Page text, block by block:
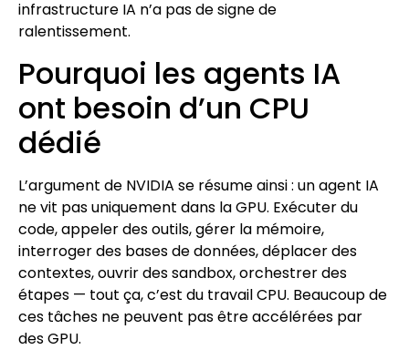
infrastructure IA n’a pas de signe de
ralentissement.
Pourquoi les agents IA
ont besoin d’un CPU
dédié
L’argument de NVIDIA se résume ainsi : un agent IA
ne vit pas uniquement dans la GPU. Exécuter du
code, appeler des outils, gérer la mémoire,
interroger des bases de données, déplacer des
contextes, ouvrir des sandbox, orchestrer des
étapes — tout ça, c’est du travail CPU. Beaucoup de
ces tâches ne peuvent pas être accélérées par
des GPU.